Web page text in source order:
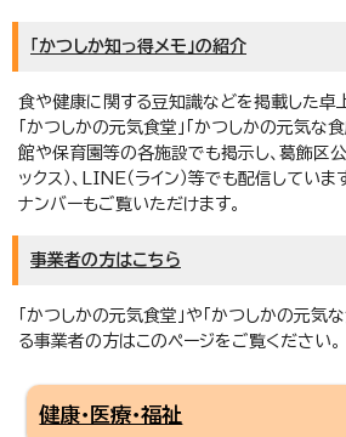
「かつしか知っ得メモ」の紹介
食や健康に関する豆知識などを掲載した卓
「かつしかの元気食堂」「かつしかの元気な
館や保育園等の各施設でも掲示し、葛飾区公
ックス）、LINE（ライン）等でも配信していま
ナンバーもご覧いただけます。
事業者の方はこちら
「かつしかの元気食堂」や「かつしかの元気
る事業者の方はこのページをご覧ください。
健康・医療・福祉